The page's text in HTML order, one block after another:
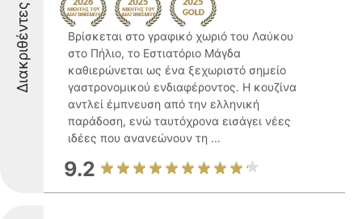
Διακριθέντες
Βρίσκεται στο γραφικό χωριό του Λαύκου
στο Πήλιο, το Εστιατόριο Μάγδα
καθιερώνεται ως ένα ξεχωριστό σημείο
γαστρονομικού ενδιαφέροντος. Η κουζίνα
αντλεί έμπνευση από την ελληνική
παράδοση, ενώ ταυτόχρονα εισάγει νέες
ιδέες που ανανεώνουν τη ...
9.2